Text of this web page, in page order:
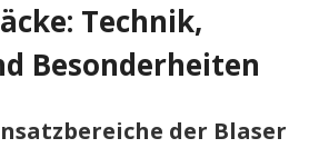
Technik,
Besonderheiten
der Blaser